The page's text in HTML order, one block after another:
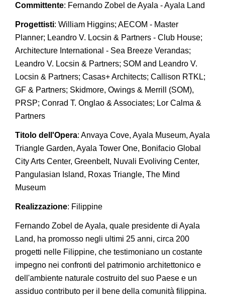
Committente: Fernando Zobel de Ayala - Ayala Land
Progettisti: William Higgins; AECOM - Master
Planner; Leandro V. Locsin & Partners - Club House;
Architecture International - Sea Breeze Verandas;
Leandro V. Locsin & Partners; SOM and Leandro V.
Locsin & Partners; Casas+ Architects; Callison RTKL;
GF & Partners; Skidmore, Owings & Merrill (SOM),
PRSP; Conrad T. Onglao & Associates; Lor Calma &
Partners
Titolo dell'Opera: Anvaya Cove, Ayala Museum, Ayala
Triangle Garden, Ayala Tower One, Bonifacio Global
City Arts Center, Greenbelt, Nuvali Evoliving Center,
Pangulasian Island, Roxas Triangle, The Mind
Museum
Realizzazione: Filippine
Fernando Zobel de Ayala, quale presidente di Ayala
Land, ha promosso negli ultimi 25 anni, circa 200
progetti nelle Filippine, che testimoniano un costante
impegno nei confronti del patrimonio architettonico e
dell'ambiente naturale costruito del suo Paese e un
assiduo contributo per il bene della comunità filippina.